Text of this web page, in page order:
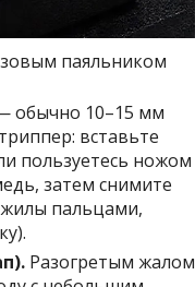
паяльником
обычно 10–15 мм
вставьте
пользуетесь ножом
затем снимите
пальцами,
Разогретым жалом